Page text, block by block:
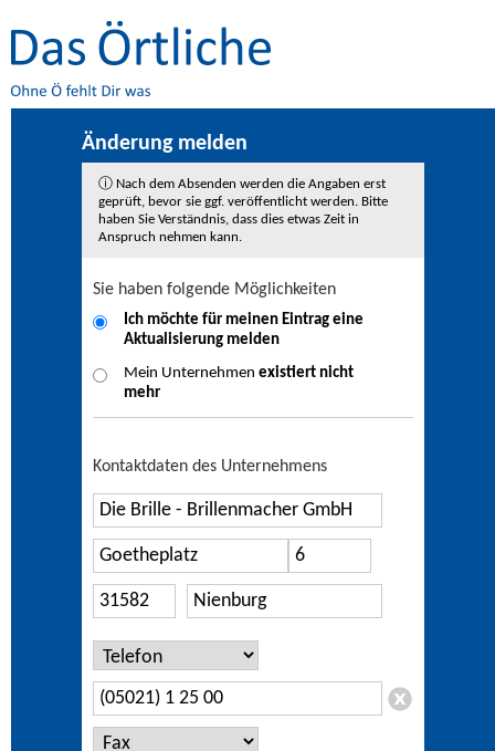
Änderung melden
ⓘ Nach dem Absenden werden die Angaben erst
geprüft, bevor sie ggf. veröffentlicht werden. Bitte
haben Sie Verständnis, dass dies etwas Zeit in
Anspruch nehmen kann.
Sie haben folgende Möglichkeiten
Ich möchte für meinen Eintrag eine
Aktualisierung melden
Mein Unternehmen existiert nicht
mehr
Kontaktdaten des Unternehmens